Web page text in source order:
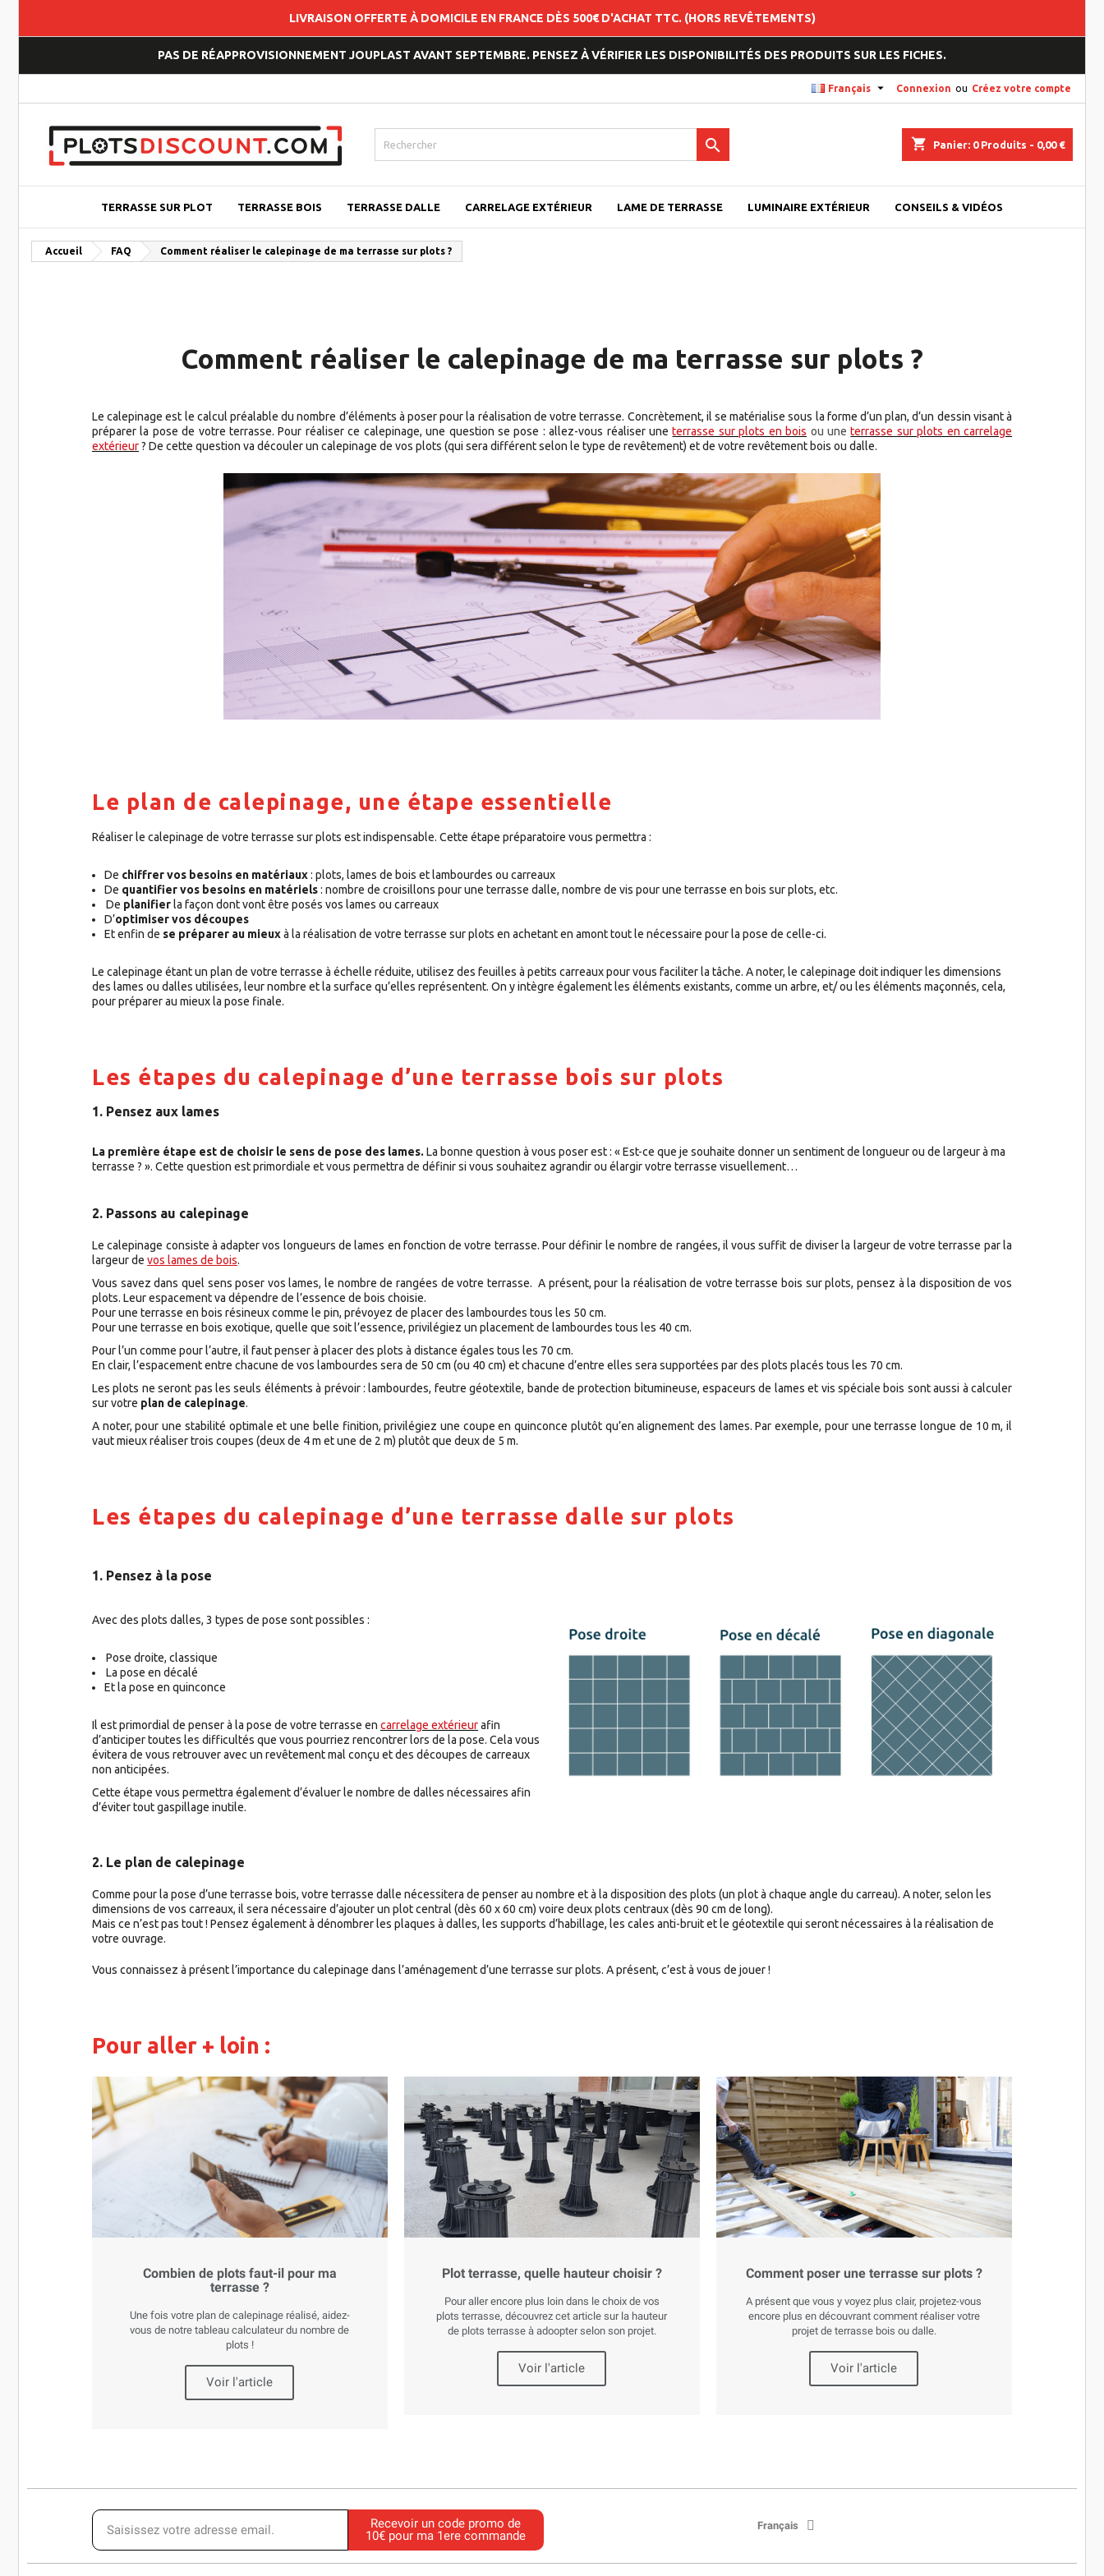
LIVRAISON OFFERTE À DOMICILE EN FRANCE DÈS 500€ D'ACHAT TTC. (HORS REVÊTEMENTS)
PAS DE RÉAPPROVISIONNEMENT JOUPLAST AVANT SEPTEMBRE. PENSEZ À VÉRIFIER LES DISPONIBILITÉS DES PRODUITS SUR LES FICHES.
Connexion ou Créez votre compte
Français 
shopping_cart Panier: 0Produits - 0,00 €

TERRASSE SUR PLOT TERRASSE BOIS TERRASSE DALLE CARRELAGE EXTÉRIEUR LAME DE TERRASSE LUMINAIRE EXTÉRIEUR CONSEILS & VIDÉOS
Accueil FAQ Comment réaliser le calepinage de ma terrasse sur plots ?
Comment réaliser le calepinage de ma terrasse sur plots ?
Le calepinage est le calcul préalable du nombre d’éléments à poser pour la réalisation de votre terrasse. Concrètement, il se matérialise sous la forme d’un plan, d’un dessin visant à
préparer la pose de votre terrasse. Pour réaliser ce calepinage, une question se pose : allez-vous réaliser uneterrasse sur plots en bois ou une terrasse sur plots en carrelage
extérieur? De cette question va découler un calepinage de vos plots (qui sera différent selon le type de revêtement) et de votre revêtement bois ou dalle.
Le plan de calepinage, une étape essentielle
Réaliser le calepinage de votre terrasse sur plots est indispensable. Cette étape préparatoire vous permettra :
De chiffrer vos besoins en matériaux: plots, lames de bois et lambourdes ou carreaux
De quantifier vos besoins en matériels: nombre de croisillons pour une terrasse dalle, nombre de vis pour une terrasse en bois sur plots, etc.
De planifierla façon dont vont être posés vos lames ou carreaux
D’optimiser vos découpes
Et enfin de se préparer au mieuxà la réalisation de votre terrasse sur plots en achetant en amont tout le nécessaire pour la pose de celle-ci.
Le calepinage étant un plan de votre terrasse à échelle réduite, utilisez des feuilles à petits carreaux pour vous faciliter la tâche. A noter, le calepinage doit indiquer les dimensions
des lames ou dalles utilisées, leur nombre et la surface qu’elles représentent. On y intègre également les éléments existants, comme un arbre, et/ ou les éléments maçonnés, cela,
pour préparer au mieux la pose finale.
Les étapes du calepinage d’une terrasse bois sur plots
1. Pensez aux lames
La première étape est de choisir le sens de pose des lames. La bonne question à vous poser est : « Est-ce que je souhaite donner un sentiment de longueur ou de largeur à ma
terrasse ? ». Cette question est primordiale et vous permettra de définir si vous souhaitez agrandir ou élargir votre terrasse visuellement…
2. Passons au calepinage
Le calepinage consiste à adapter vos longueurs de lames en fonction de votre terrasse. Pour définir le nombre de rangées, il vous suffit de diviser la largeur de votre terrasse par la
largeur de vos lames de bois.
Vous savez dans quel sens poser vos lames, le nombre de rangées de votre terrasse. A présent, pour la réalisation de votre terrasse bois sur plots, pensez à la disposition de vos
plots. Leur espacement va dépendre de l’essence de bois choisie.
Pour une terrasse en bois résineux comme le pin, prévoyez de placer des lambourdes tous les 50 cm.
Pour une terrasse en bois exotique, quelle que soit l’essence, privilégiez un placement de lambourdes tous les 40 cm.
Pour l’un comme pour l’autre, il faut penser à placer des plots à distance égales tous les 70 cm.
En clair, l’espacement entre chacune de vos lambourdes sera de 50 cm (ou 40 cm) et chacune d’entre elles sera supportées par des plots placés tous les 70 cm.
Les plots ne seront pas les seuls éléments à prévoir : lambourdes, feutre géotextile, bande de protection bitumineuse, espaceurs de lames et vis spéciale bois sont aussi à calculer
sur votre plan de calepinage.
A noter, pour une stabilité optimale et une belle finition, privilégiez une coupe en quinconce plutôt qu’en alignement des lames. Par exemple, pour une terrasse longue de 10 m, il
vaut mieux réaliser trois coupes (deux de 4 m et une de 2 m) plutôt que deux de 5 m.
Les étapes du calepinage d’une terrasse dalle sur plots
1. Pensez à la pose
Avec des plots dalles, 3 types de pose sont possibles :
Pose droite, classique
La pose en décalé
Et la pose en quinconce
Il est primordial de penser à la pose de votre terrasse en carrelage extérieurafin
d’anticiper toutes les difficultés que vous pourriez rencontrer lors de la pose. Cela vous
évitera de vous retrouver avec un revêtement mal conçu et des découpes de carreaux
non anticipées.
Cette étape vous permettra également d’évaluer le nombre de dalles nécessaires afin
d’éviter tout gaspillage inutile.
2. Le plan de calepinage
Comme pour la pose d’une terrasse bois, votre terrasse dalle nécessitera de penser au nombre et à la disposition des plots (un plot à chaque angle du carreau). A noter, selon les
dimensions de vos carreaux, il sera nécessaire d’ajouter un plot central (dès 60 x 60 cm) voire deux plots centraux (dès 90 cm de long).
Mais ce n’est pas tout ! Pensez également à dénombrer les plaques à dalles, les supports d’habillage, les cales anti-bruit et le géotextile qui seront nécessaires à la réalisation de
votre ouvrage.
Vous connaissez à présent l’importance du calepinage dans l’aménagement d’une terrasse sur plots. A présent, c’est à vous de jouer !
Pour aller + loin :
Combien de plots faut-il pour ma
terrasse ?
Une fois votre plan de calepinage réalisé, aidez-
vous de notre tableau calculateur du nombre de
plots !
Voir l'article
Plot terrasse, quelle hauteur choisir ?
Pour aller encore plus loin dans le choix de vos
plots terrasse, découvrez cet article sur la hauteur
de plots terrasse à adoopter selon son projet.
Voir l'article
Comment poser une terrasse sur plots ?
A présent que vous y voyez plus clair, projetez-vous
encore plus en découvrant comment réaliser votre
projet de terrasse bois ou dalle.
Voir l'article
Recevoir un code promo de
10€ pour ma 1ere commande
Français